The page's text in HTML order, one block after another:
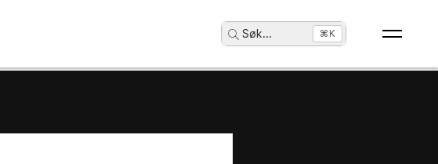
Søk... ⌘K